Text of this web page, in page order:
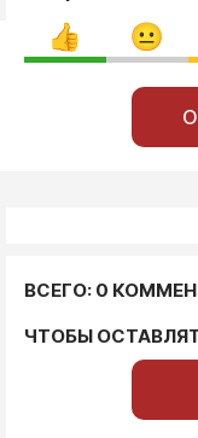
ВСЕГО: 0
ЧТОБЫ